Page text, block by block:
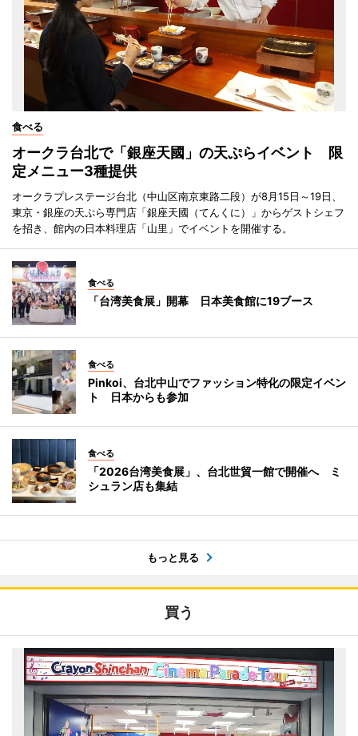
食べる
オークラ台北で「銀座天國」の天ぷらイベント 限
定メニュー3種提供
オークラプレステージ台北（中山区南京東路二段）が8月15日～19日、
東京・銀座の天ぷら専門店「銀座天國（てんくに）」からゲストシェフ
を招き、館内の日本料理店「山里」でイベントを開催する。
食べる
「台湾美食展」開幕 日本美食館に19ブース
食べる
Pinkoi、台北中山でファッション特化の限定イベン
ト 日本からも参加
食べる
「2026台湾美食展」、台北世貿一館で開催へ ミ
シュラン店も集結
もっと見る
買う